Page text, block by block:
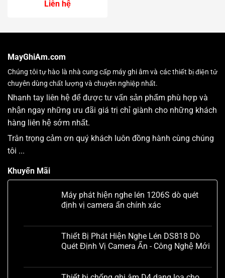
Liên hệ
MayGhiAm.com
Chúng tôi tự hào là nhà cung cấp máy ghi âm và các thiết bị điện tử
chuyên dùng chất lượng và chuyên nghiệp nhất.
Nhanh tay liên hệ để được tư vấn sản phẩm phù hợp và
nhận ngay những ưu đãi giá trị chỉ giành cho những khách
hàng liên hệ sớm nhất.
Trân trọng cảm ơn quý khách luôn đồng hành cùng chúng
tôi ...
Khuyến Mãi
Máy phát hiện nghe lén 1206S dò quét
định vị camera ẩn chính xác
Thiết Bị Phát Hiện Nghe Lén DS818 Dò
Quét Định Vị Camera Ẩn - Công Nghệ Mới